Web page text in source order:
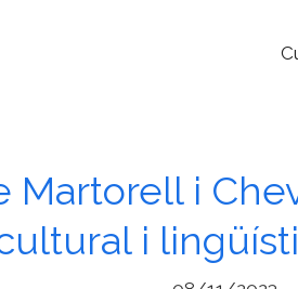
Martorell i
i